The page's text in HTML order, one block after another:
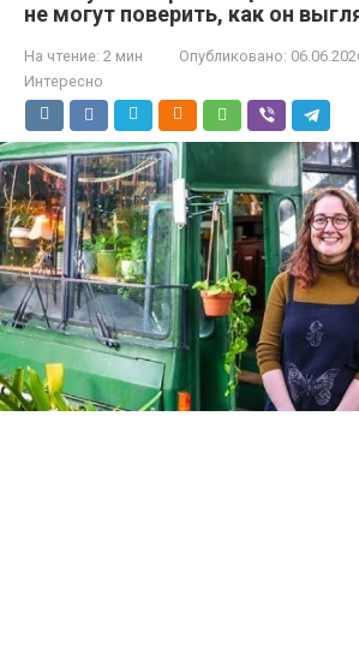
не могут поверить, как он
На чтение: 2 мин Опубликовано:
Интересно